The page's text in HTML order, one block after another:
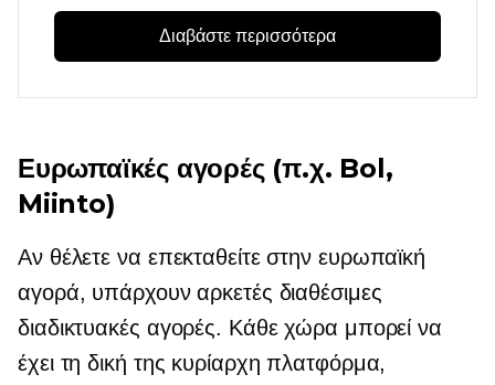
Διαβάστε περισσότερα
Ευρωπαϊκές αγορές (π.χ. Bol,
Miinto)
Αν θέλετε να επεκταθείτε στην ευρωπαϊκή
αγορά, υπάρχουν αρκετές διαθέσιμες
διαδικτυακές αγορές. Κάθε χώρα μπορεί να
έχει τη δική της κυρίαρχη πλατφόρμα,